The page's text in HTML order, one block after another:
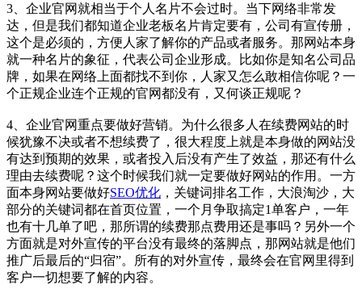
3、企业官网就相当于个人名片不会过时。当下网络非常发
达，但是我们都知道企业老板名片肯定要有，公司有宣传册，
这个是必须的，方便人家了解你的产品或者服务。那网站本身
就一种名片的象征，代表公司企业形成。比如你是知名公司品
牌，如果在网络上面都找不到你，人家又怎么敢相信你呢？一
个正规企业连个正规的官网都没有，又何谈正规呢？
4、企业官网重点要做好营销。为什么很多人在续费网站的时
候犹豫不决或者不想续费了，很大程度上就是本身做的网站没
有达到预期的效果，或者投入后没有产生了效益，那还有什么
理由去续费呢？这个时候我们就一定要做好网站的作用。一方
面本身网站要做好SEO优化 ，关键词排名工作，大浪淘沙，大
部分的关键词都在首页位置，一个月争取搞定1单客户，一年
也有十几单了吧，那所谓的续费那点费用还是事吗？另外一个
方面就是对外宣传的平台没有最终的落脚点，那网站就是他们
推广后最后的“归宿”。所有的对外宣传，最终会在官网里得到
客户一切想要了解的内容。